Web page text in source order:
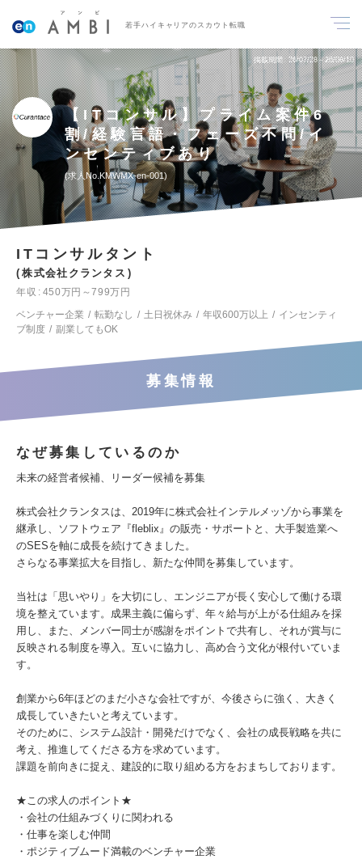
若手ハイキャリアのスカウト転職
掲載期間 26/07/28～26/08/10
【ITコンサル】プライム案件6
割/経験言語・フェーズ不問/イ
ンセンティブあり
求人No.KMWMX-en-001
ITコンサルタント
株式会社クランタス
年収
450万円～799万円
ベンチャー企業
転勤なし 土日祝休み 年収600万以上
インセンティ
ブ制度
副業してもOK
募集情報
なぜ募集しているのか
未来の経営者候補、リーダー候補を募集
株式会社クランタスは、2019年に株式会社インテルメッゾから事業を
継承し、ソフトウェア『fleblix』の販売・サポートと、大手製造業へ
のSESを軸に成長を続けてきました。
さらなる事業拡大を目指し、新たな仲間を募集しています。
当社は「思いやり」を大切にし、エンジニアが長く安心して働ける環
境を整えています。成果主義に偏らず、年々給与が上がる仕組みを採
用し、また、メンバー同士が感謝をポイントで共有し、それが賞与に
反映される制度を導入。互いに協力し、高め合う文化が根付いていま
す。
創業から6年ほどのまだ小さな会社ですが、今後さらに強く、大きく
成長していきたいと考えています。
そのために、システム設計・開発だけでなく、会社の成長戦略を共に
考え、推進してくださる方を求めています。
課題を前向きに捉え、建設的に取り組める方をおまちしております。
★この求人のポイント★
・会社の仕組みづくりに関われる
・仕事を楽しむ仲間
・ポジティブムード満載のベンチャー企業